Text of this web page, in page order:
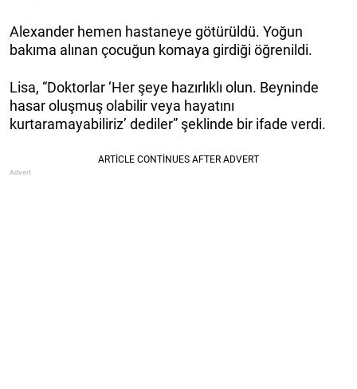
Alexander hemen hastaneye götürüldü. Yoğun
bakıma alınan çocuğun komaya girdiği öğrenildi.
Lisa, “Doktorlar ‘Her şeye hazırlıklı olun. Beyninde
hasar oluşmuş olabilir veya hayatını
kurtaramayabiliriz’ dediler” şeklinde bir ifade verdi.